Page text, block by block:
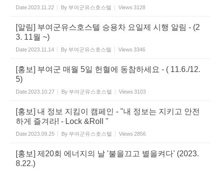
Date2023.11.22 By 부여군유스호스텔 Views 3128
[알림] 부여군유스호스텔 승용차 요일제 시행 알림 - (2
3. 11월 ~)
Date2023.11.14 By 부여군유스호스텔 Views 3346
[홍보] 부여군 매월 5일 헌혈에 동참하세요 - ( 11.6./12.
5)
Date2023.10.27 By 부여군유스호스텔 Views 3103
[홍보] 내 정보 지킴이 캠페인 - "내 정보는 지키고 안전
하게 즐겨라! - Lock &Roll "
Date2023.09.25 By 부여군유스호스텔 Views 2856
[홍보] 제20회 에너지의 날 '불을끄고 별을켜다' (2023.
8.22.)